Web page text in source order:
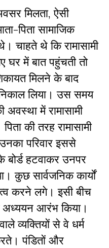
मिलता, ऐसी
पिता सामाजिक
चाहते थे कि रामासामी
में बात पहुंचती तो
मिलने के बाद
लिया। उस समय
अवस्था में रामासामी
की तरह रामासामी
परिवार इससे
हटवाकर उनपर
कुछ सार्वजनिक कार्यों
करने लगे। इसी बीच
अध्ययन आरंभ किया।
व्यक्तियों से वे धर्म
पंडितों और